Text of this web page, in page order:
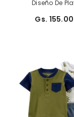
Diseño De
Gs.